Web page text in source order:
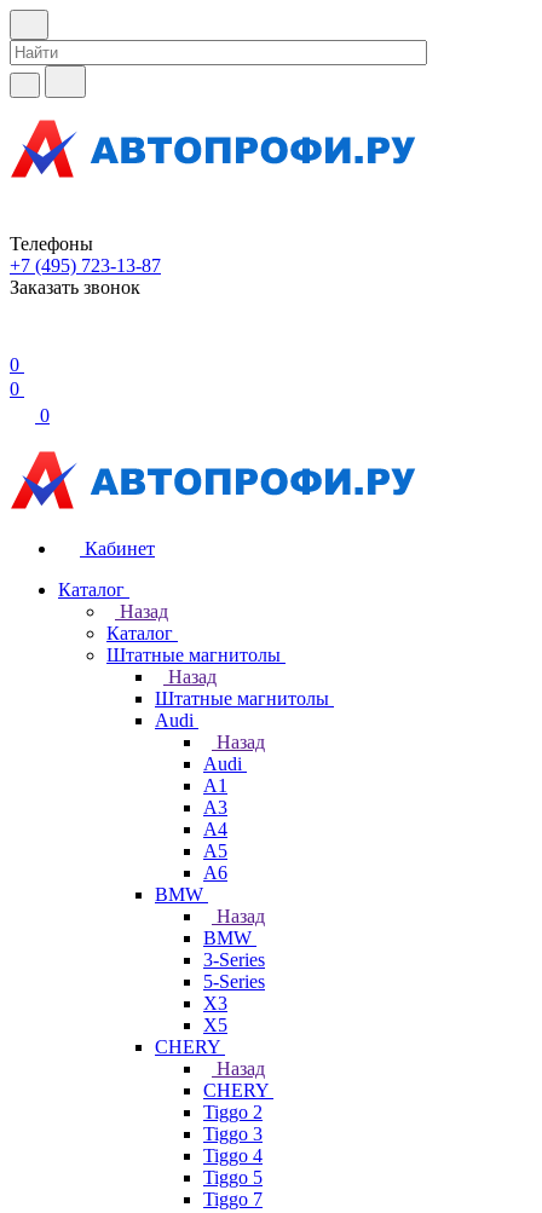
Телефоны
+7 (495) 723-13-87
Заказать звонок
0
0
0
Кабинет
Каталог
Назад
Каталог
Штатные магнитолы
Назад
Штатные магнитолы
Audi
Назад
Audi
A1
A3
A4
A5
A6
BMW
Назад
BMW
3-Series
5-Series
X3
X5
CHERY
Назад
CHERY
Tiggo 2
Tiggo 3
Tiggo 4
Tiggo 5
Tiggo 7